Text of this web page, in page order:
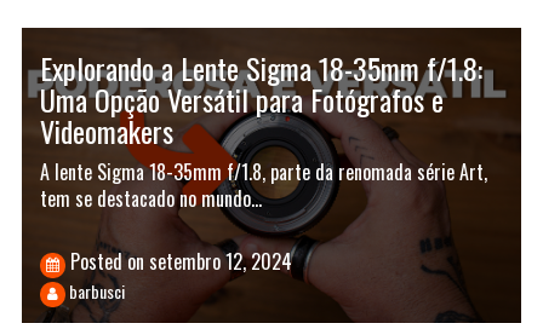
Explorando a Lente Sigma 18-35mm f/1.8:
Uma Opção Versátil para Fotógrafos e
Videomakers
A lente Sigma 18-35mm f/1.8, parte da renomada série Art,
tem se destacado no mundo…
Posted on setembro 12, 2024
barbusci